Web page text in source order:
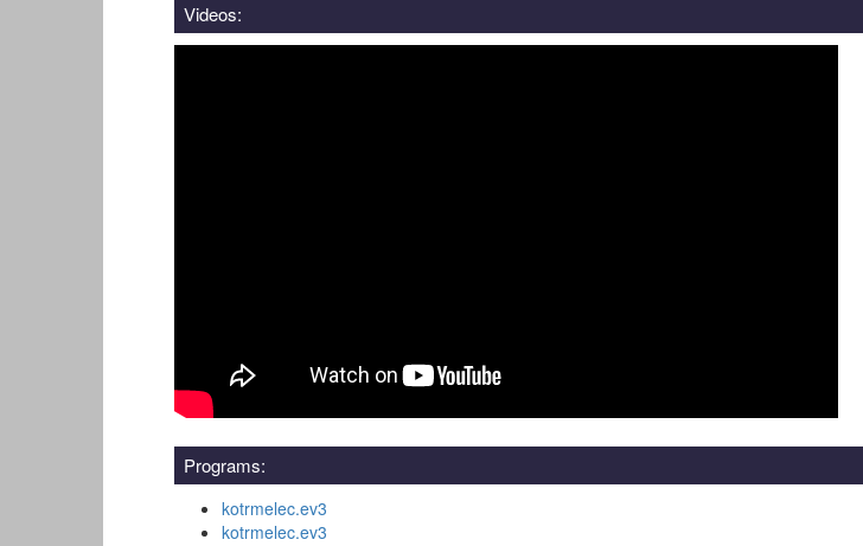
Videos:
Programs:
kotrmelec.ev3
kotrmelec.ev3